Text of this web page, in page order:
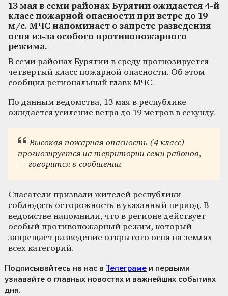
13 мая в семи районах Бурятии ожидается 4-й
класс пожарной опасности при ветре до 19
м/с. МЧС напоминает о запрете разведения
огня из-за особого противопожарного
режима.
В семи районах Бурятии в среду прогнозируется
четвертый класс пожарной опасности. Об этом
сообщил региональный главк МЧС.
По данным ведомства, 13 мая в республике
ожидается усиление ветра до 19 метров в секунду.
Высокая пожарная опасность (4 класс)
прогнозируется на территории семи районов,
— говорится в сообщении.
Спасатели призвали жителей республики
соблюдать осторожность в указанный период. В
ведомстве напомнили, что в регионе действует
особый противопожарный режим, который
запрещает разведение открытого огня на землях
всех категорий.
Подписывайтесь на нас в Телеграме и первыми
узнавайте о главных новостях и важнейших событиях
дня.